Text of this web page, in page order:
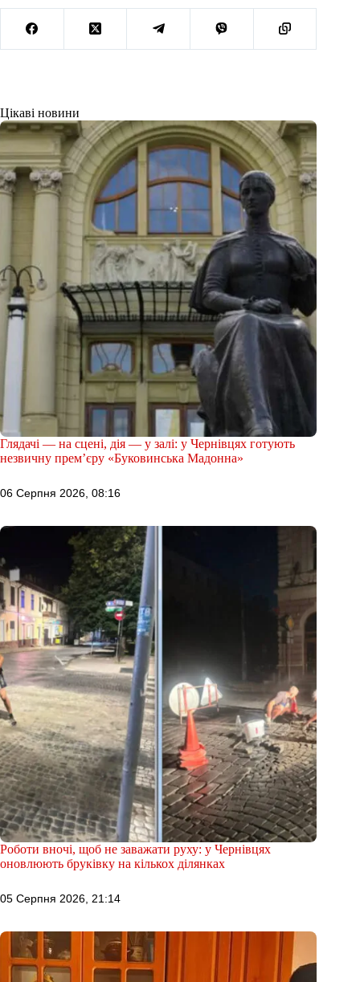
Цікаві новини
Глядачі — на сцені, дія — у залі: у Чернівцях готують
незвичну прем’єру «Буковинська Мадонна»
06 Серпня 2026, 08:16
Роботи вночі, щоб не заважати руху: у Чернівцях
оновлюють бруківку на кількох ділянках
05 Серпня 2026, 21:14